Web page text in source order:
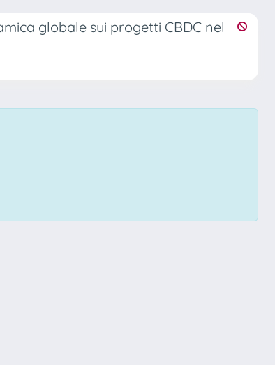
globale sui progetti CBDC nel